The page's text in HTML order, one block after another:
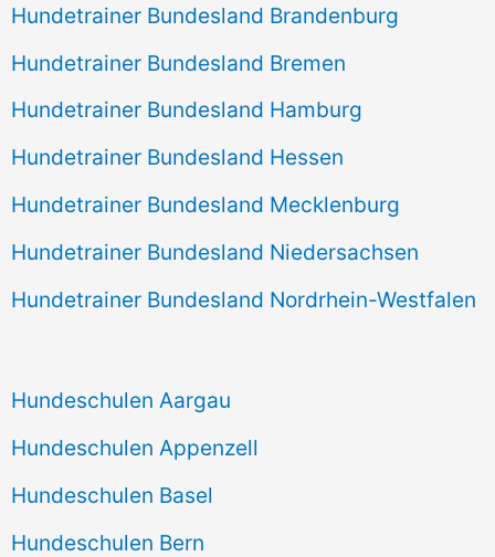
Hundetrainer Bundesland Brandenburg
Hundetrainer Bundesland Bremen
Hundetrainer Bundesland Hamburg
Hundetrainer Bundesland Hessen
Hundetrainer Bundesland Mecklenburg
Hundetrainer Bundesland Niedersachsen
Hundetrainer Bundesland Nordrhein-Westfalen
Hundeschulen Aargau
Hundeschulen Appenzell
Hundeschulen Basel
Hundeschulen Bern